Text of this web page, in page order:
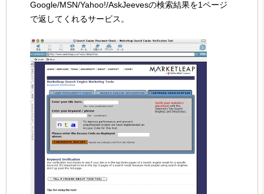
Google/MSN/Yahoo!/AskJeevesの検索結果を1ページ
で返してくれるサービス。